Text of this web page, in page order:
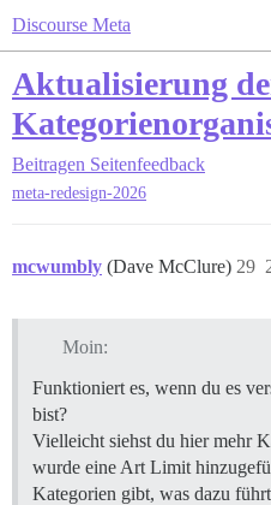
Discourse Meta
Aktualisierung
Beitragen Seitenfeedback
meta-redesign-2026
mcwumbly (Dave McClure) 29
Moin:
Funktioniert es, wenn du es
bist?
Vielleicht siehst du hier mehr
wurde eine Art Limit
Kategorien gibt, was dazu